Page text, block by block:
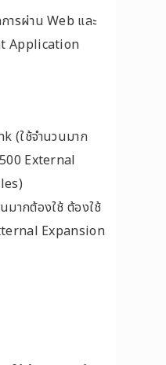
ารผ่าน Web และ
Application
(ใช้จำนวนมาก
External
มากต้องใช้ ต้องใช้
Expansion